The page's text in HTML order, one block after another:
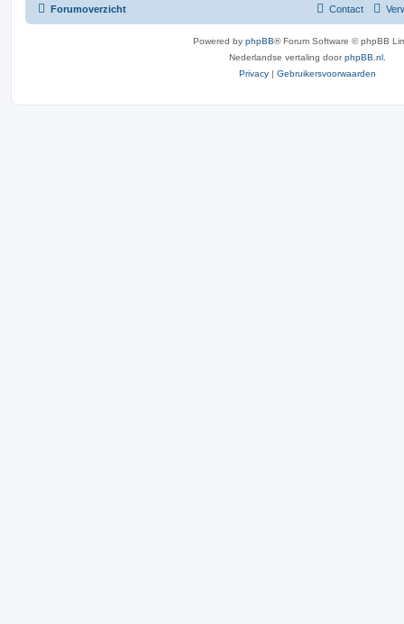
Forumoverzicht Contact
Powered by phpBB® Forum Software © phpBB
Nederlandse vertaling doorphpBB.nl.
Privacy| Gebruikersvoorwaarden